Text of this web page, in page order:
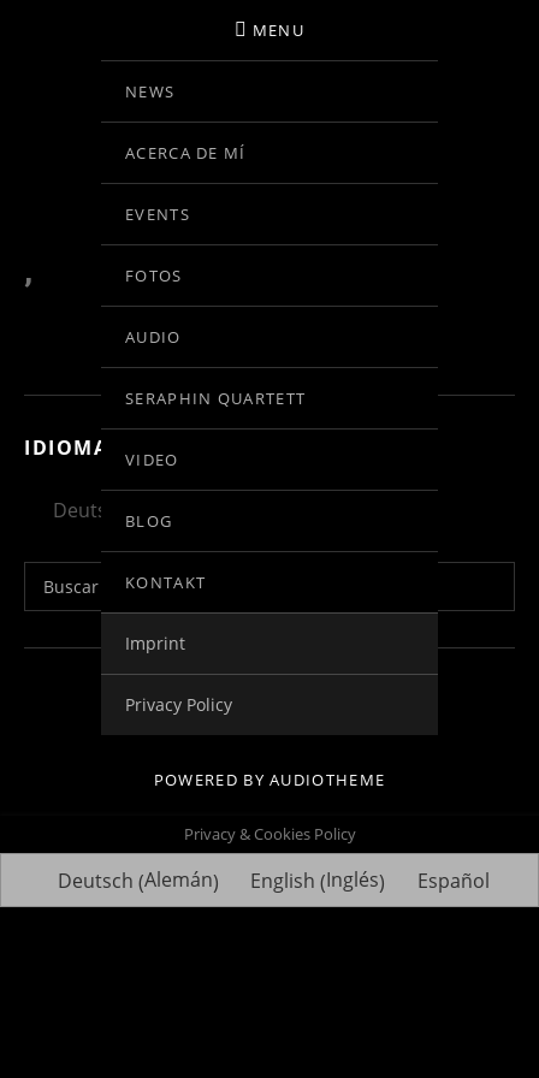
BIRGIT KOLAR
VIOLINE
MENU
NEWS
ACERCA DE MÍ
EVENTS
FOTOS
AUDIO
SERAPHIN QUARTETT
VIDEO
BLOG
KONTAKT
Imprint
Privacy Policy
,
IDIOMA:
Deutsch English
Buscar:
Social Media Profiles
POWERED BYAUDIOTHEME
Privacy & Cookies Policy
Deutsch (Alemán) English (Inglés) Español